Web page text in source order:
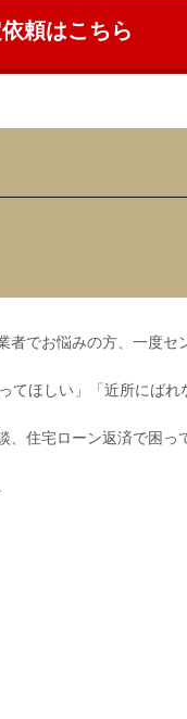
頼はこちら
でお悩みの方、一度セ
てほしい」「近所にば
住宅ローン返済で困っ